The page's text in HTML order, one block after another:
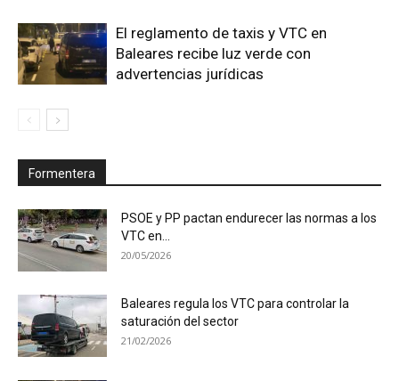
El reglamento de taxis y VTC en
Baleares recibe luz verde con
advertencias jurídicas
Formentera
PSOE y PP pactan endurecer las normas a los
VTC en...
20/05/2026
Baleares regula los VTC para controlar la
saturación del sector
21/02/2026